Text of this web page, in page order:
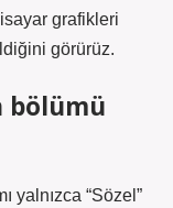
grafikleri
görürüz.
bölümü
yalnızca “Sözel”